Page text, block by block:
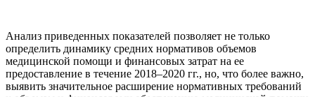
Анализ приведенных показателей позволяет не только
определить динамику средних нормативов объемов
медицинской помощи и финансовых затрат на ее
предоставление в течение 2018–2020 гг., но, что более важно,
выявить значительное расширение нормативных требований